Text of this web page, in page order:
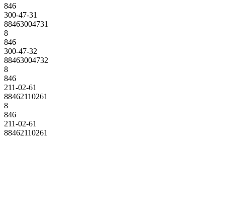
846
300-47-31
88463004731
8
846
300-47-32
88463004732
8
846
211-02-61
88462110261
8
846
211-02-61
88462110261